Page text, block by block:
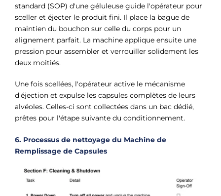
standard (SOP) d'une géluleuse guide l'opérateur pour
sceller et éjecter le produit fini. Il place la bague de
maintien du bouchon sur celle du corps pour un
alignement parfait. La machine applique ensuite une
pression pour assembler et verrouiller solidement les
deux moitiés.
Une fois scellées, l'opérateur active le mécanisme
d'éjection et expulse les capsules complètes de leurs
alvéoles. Celles-ci sont collectées dans un bac dédié,
prêtes pour l'étape suivante du conditionnement.
6. Processus de nettoyage du Machine de
Remplissage de Capsules